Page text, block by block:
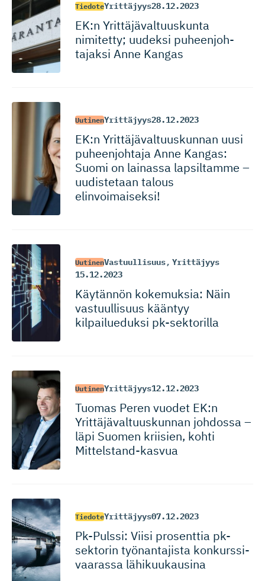
TiedoteYrittäjyys28.12.2023
EK:n Yrittäjäval­tuuskunta
nimitetty; uudeksi puheenjoh­
tajaksi Anne Kangas
UutinenYrittäjyys28.12.2023
EK:n Yrittäjäval­tuus­kunnan uusi
puheenjohtaja Anne Kangas:
Suomi on lainassa lapsiltamme –
uudistetaan talous
elinvoimaiseksi!
UutinenVastuullisuus, Yrittäjyys
15.12.2023
Käytännön kokemuksia: Näin
vastuullisuus kääntyy
kilpailueduksi pk-sektorilla
UutinenYrittäjyys12.12.2023
Tuomas Peren vuodet EK:n
Yrittäjäval­tuus­kunnan johdossa –
läpi Suomen kriisien, kohti
Mittelstand-kasvua
TiedoteYrittäjyys07.12.2023
Pk-Pulssi: Viisi prosenttia pk-
sektorin työnantajista konkurssi­
vaarassa lähikuukausina